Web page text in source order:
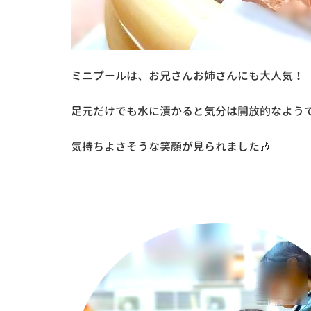
ミニプールは、お兄さんお姉さんにも大人気！
足元だけでも水に漬かると気分は開放的なよう
気持ちよさそうな笑顔が見られました🎶